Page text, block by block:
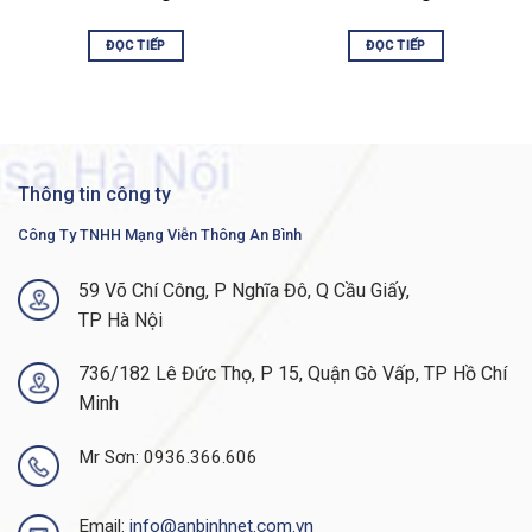
Advantage
Switching capacity
Stacking bandwidth
320 Gbps
stacking
Forwarding rate
Forwarding rate
with stacking
315.48 Mpps
addresses
Total number of IPv4
8000 indirect routes)
ĐỌC TIẾP ĐỌC TIẾP
Thông tin công ty
Công Ty TNHH Mạng Viễn Thông An Bình
59 Võ Chí Công, P Nghĩa Đô, Q Cầu Giấy,
TP Hà Nội
736/182 Lê Đức Thọ, P 15, Quận Gò Vấp, TP Hồ Chí
Minh
Mr Sơn: 0936.366.606
Email: info@anbinhnet.com.vn